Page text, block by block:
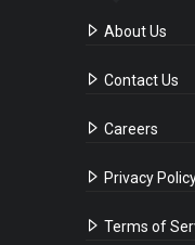
About Us
Contact Us
Careers
Privacy
Terms of